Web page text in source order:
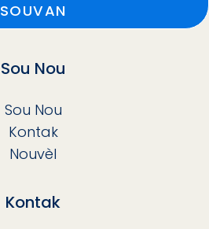
SOUVAN
Sou Nou
Sou Nou
Kontak
Nouvèl
Kontak